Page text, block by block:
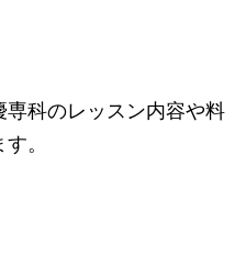
専科のレッスン内容や料
。